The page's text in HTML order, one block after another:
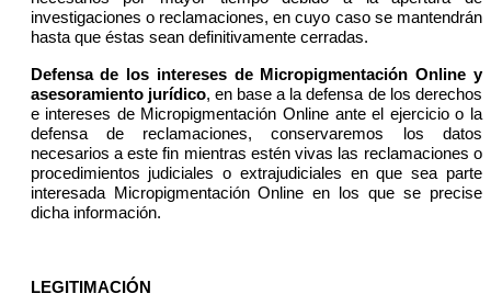
investigaciones o reclamaciones, en cuyo caso se mantendrán
hasta que éstas sean definitivamente cerradas.
Defensa de los intereses de Micropigmentación Online y
asesoramiento jurídico, en base a la defensa de los derechos
e intereses de Micropigmentación Online ante el ejercicio o la
defensa de reclamaciones, conservaremos los datos
necesarios a este fin mientras estén vivas las reclamaciones o
procedimientos judiciales o extrajudiciales en que sea parte
interesada Micropigmentación Online en los que se precise
dicha información.
LEGITIMACIÓN